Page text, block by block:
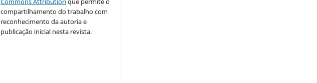
compartilhamento do trabalho com
reconhecimento da autoria e
publicação inicial nesta revista.